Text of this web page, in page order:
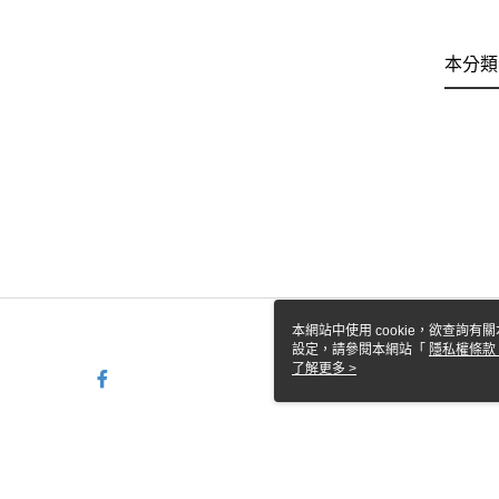
本分
本網站中使用 cookie，欲查詢有
設定，請參閱本網站「 隱私權條款
使用 cookie。
了解更多 >